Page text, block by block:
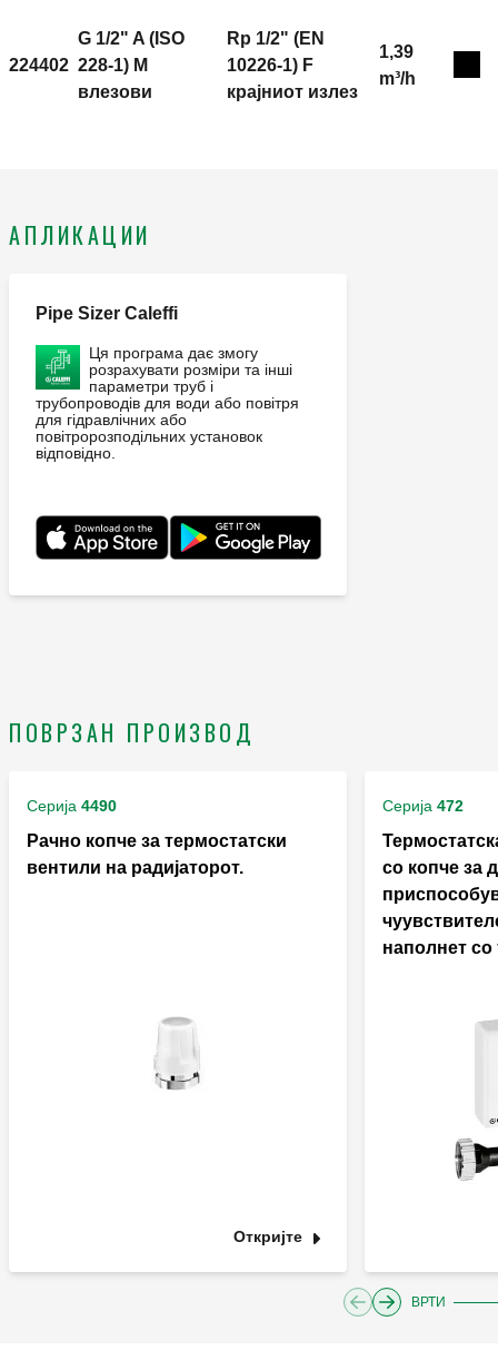
притисок: 10 bar. Среден температурен опсег: 5–100
°C. Завршница: хроматска. Kvs: 0,93 m³/h.
Материјал: месинг.
224402
G 1/2" A (ISO
228-1) M
влезови
Rp 1/2" (EN
10226-1) F
крајниот излез
1,39
m³/h
АПЛИКАЦИИ
Pipe Sizer Caleffi
Ця програма дає змогу
розрахувати розміри та інші
параметри труб і
трубопроводів для води або повітря
для гідравлічних або
повітророзподільних установок
відповідно.
ПОВРЗАН ПРОИЗВОД
Серија 4490
Рачно копче за термостатски
вентили на радијаторот.
Откријте
Серија 472
со копче за
наполнет со
ВРТИ